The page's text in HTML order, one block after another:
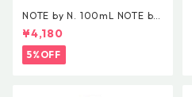
NOTE by N. 100mL NOTE by
N.オイル 100mL NOTE by N.
STYLING OIL ノート バイ エヌ
ドット スタイリングオイル
¥4,180
5%OFF